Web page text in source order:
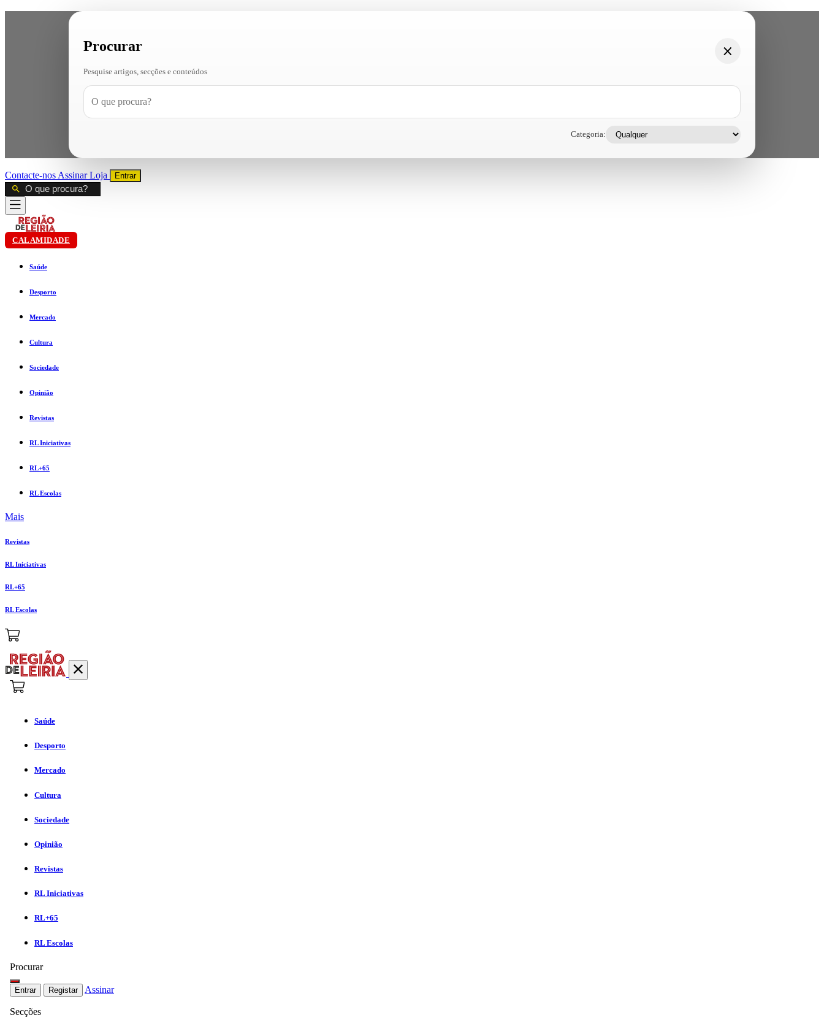
Procurar
Pesquise artigos, secções e conteúdos
Categoria:
Contacte-nos AssinarLoja Entrar
CALAMIDADE
Saúde
Desporto
Mercado
Cultura
Sociedade
Opinião
Revistas
RL Iniciativas
RL+65
RL Escolas
Mais
Revistas
RL Iniciativas
RL+65
RL Escolas
Saúde
Desporto
Mercado
Cultura
Sociedade
Opinião
Revistas
RL Iniciativas
RL+65
RL Escolas
Procurar
Entrar Registar Assinar
Secções